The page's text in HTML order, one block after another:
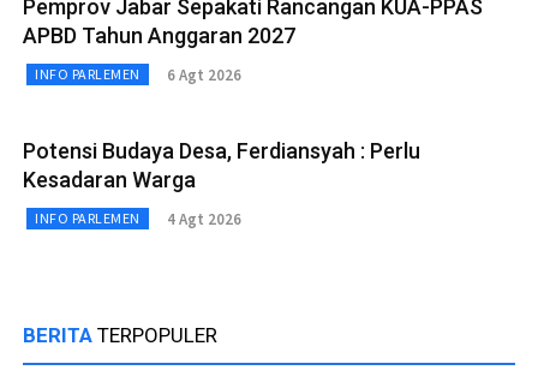
Pemprov Jabar Sepakati Rancangan KUA-PPAS
APBD Tahun Anggaran 2027
INFO PARLEMEN 6 Agt 2026
Potensi Budaya Desa, Ferdiansyah : Perlu
Kesadaran Warga
INFO PARLEMEN 4 Agt 2026
BERITA TERPOPULER